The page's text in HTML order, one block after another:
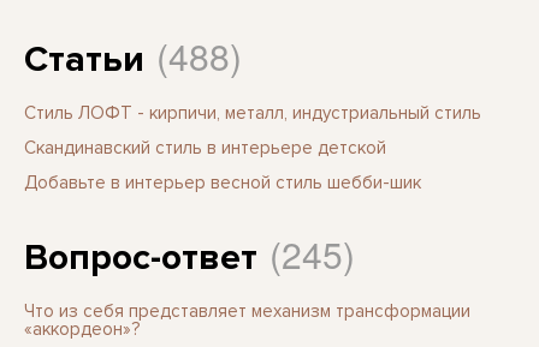
Статьи (488)
Стиль ЛОФТ - кирпичи, металл, индустриальный стиль
Скандинавский стиль в интерьере детской
Добавьте в интерьер весной стиль шебби-шик
Вопрос-ответ (245)
Что из себя представляет механизм трансформации
«аккордеон»?